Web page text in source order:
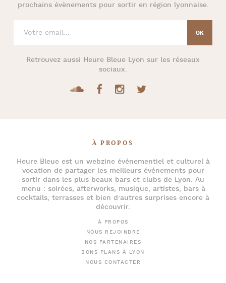
prochains évènements pour sortir en région lyonnaise.
Retrouvez aussi Heure Bleue Lyon sur les réseaux
sociaux.
À PROPOS
Heure Bleueest un webzine événementiel et culturel à
vocation de partager les meilleurs événements pour
sortir dans les plus beaux bars et clubs de Lyon. Au
menu : soirées, afterworks, musique, artistes, bars à
cocktails, terrasses et bien d’autres surprises encore à
découvrir.
À PROPOS
NOUS REJOINDRE
NOS PARTENAIRES
BONS PLANS À LYON
NOUS CONTACTER